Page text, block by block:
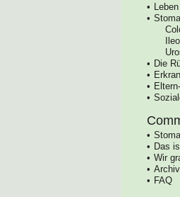
Die
Das
Wir
Archiv
FAQ